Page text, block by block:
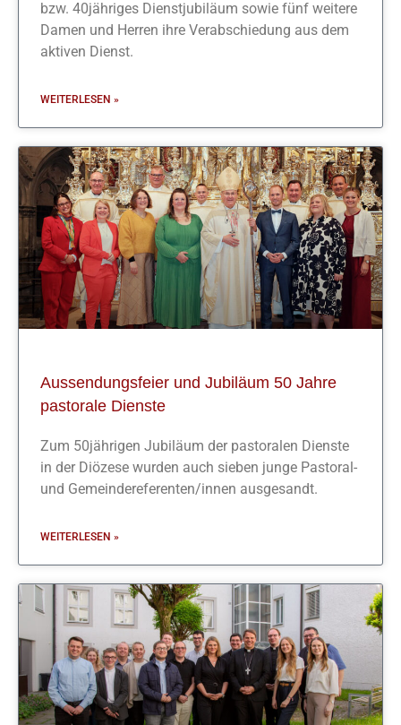
bzw. 40jähriges Dienstjubiläum sowie fünf weitere
Damen und Herren ihre Verabschiedung aus dem
aktiven Dienst.
WEITERLESEN »
Aussendungsfeier und Jubiläum 50 Jahre
pastorale Dienste
Zum 50jährigen Jubiläum der pastoralen Dienste
in der Diözese wurden auch sieben junge Pastoral-
und Gemeindereferenten/innen ausgesandt.
WEITERLESEN »